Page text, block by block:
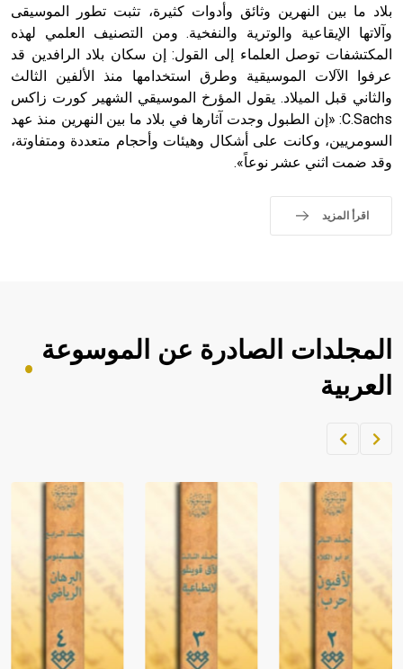
بلاد ما بين النهرين وثائق وأدوات كثيرة، تثبت تطور الموسيقى
وآلاتها الإيقاعية والوترية والنفخية. ومن التصنيف العلمي لهذه
المكتشفات توصل العلماء إلى القول: إن سكان بلاد الرافدين قد
عرفوا الآلات الموسيقية وطرق استخدامها منذ الألفين الثالث
والثاني قبل الميلاد. يقول المؤرخ الموسيقي الشهير كورت زاكس
C.Sachs: «إن الطبول وجدت آثارها في بلاد ما بين النهرين منذ عهد
السومريين، وكانت على أشكال وهيئات وأحجام متعددة ومتفاوتة،
وقد ضمت اثني عشر نوعاً».
اقرأ المزيد
المجلدات الصادرة عن الموسوعة
العربية